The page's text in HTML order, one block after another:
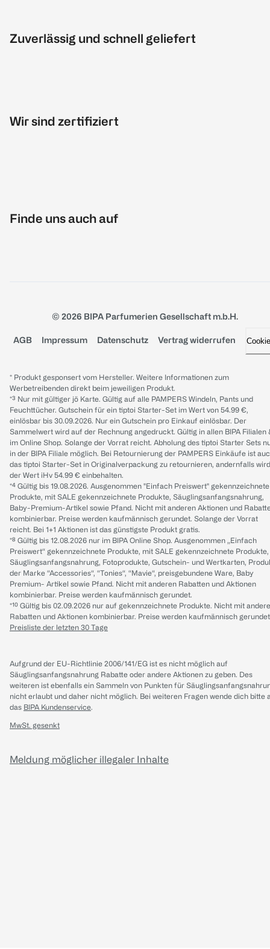
Zuverlässig und schnell geliefert
Wir sind zertifiziert
Finde uns auch auf
© 2026 BIPA Parfumerien Gesellschaft m.b.H.
AGB Impressum Datenschutz Vertrag widerrufen
* Produkt gesponsert vom Hersteller. Weitere Informationen zum
Werbetreibenden direkt beim jeweiligen Produkt.
*³ Nur mit gültiger jö Karte. Gültig auf alle PAMPERS Windeln, Pants und
Feuchttücher. Gutschein für ein tiptoi Starter-Set im Wert von 54.99 €,
einlösbar bis 30.09.2026. Nur ein Gutschein pro Einkauf einlösbar. Der
Sammelwert wird auf der Rechnung angedruckt. Gültig in allen BIPA Filialen
im Online Shop. Solange der Vorrat reicht. Abholung des tiptoi Starter Sets
in der BIPA Filiale möglich. Bei Retournierung der PAMPERS Einkäufe ist
das tiptoi Starter-Set in Originalverpackung zu retournieren, andernfalls wird
der Wert iHv 54.99 € einbehalten.
*⁴ Gültig bis 19.08.2026. Ausgenommen "Einfach Preiswert" gekennzeichnete
Produkte, mit SALE gekennzeichnete Produkte, Säuglingsanfangsnahrung,
Baby-Premium-Artikel sowie Pfand. Nicht mit anderen Aktionen und
kombinierbar. Preise werden kaufmännisch gerundet. Solange der Vorrat
reicht. Bei 1+1 Aktionen ist das günstigste Produkt gratis.
*⁸ Gültig bis 12.08.2026 nur im BIPA Online Shop. Ausgenommen „Einfach
Preiswert“ gekennzeichnete Produkte, mit SALE gekennzeichnete Produkte,
Säuglingsanfangsnahrung, Fotoprodukte, Gutschein- und Wertkarten,
der Marke “Accessories“, “Tonies“, “Mavie“, preisgebundene Ware, Baby
Premium- Artikel sowie Pfand. Nicht mit anderen Rabatten und Aktionen
kombinierbar. Preise werden kaufmännisch gerundet.
*¹⁰ Gültig bis 02.09.2026 nur auf gekennzeichnete Produkte. Nicht mit
Rabatten und Aktionen kombinierbar. Preise werden kaufmännisch
Preisliste der letzten 30 Tage
Aufgrund der EU-Richtlinie 2006/141/EG ist es nicht möglich auf
Säuglingsanfangsnahrung Rabatte oder andere Aktionen zu geben. Des
weiteren ist ebenfalls ein Sammeln von Punkten für
nicht erlaubt und daher nicht möglich. Bei weiteren Fragen wende dich bitte
das BIPA Kundenservice.
MwSt. gesenkt
Meldung möglicher illegaler Inhalte